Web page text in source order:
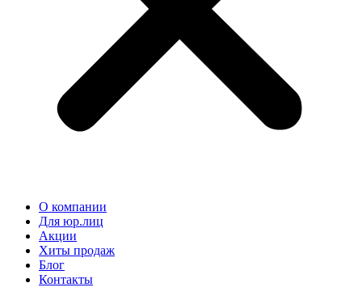
О компании
Для юр.лиц
Акции
Хиты продаж
Блог
Контакты